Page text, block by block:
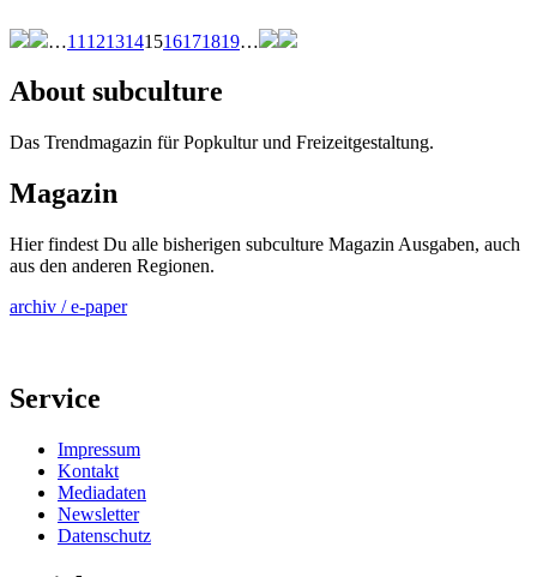
…11 1213141516171819…
About subculture
Das Trendmagazin für Popkultur und Freizeitgestaltung.
Magazin
Hier findest Du alle bisherigen subculture Magazin Ausgaben, auch
aus den anderen Regionen.
archiv / e-paper
Service
Impressum
Kontakt
Mediadaten
Newsletter
Datenschutz